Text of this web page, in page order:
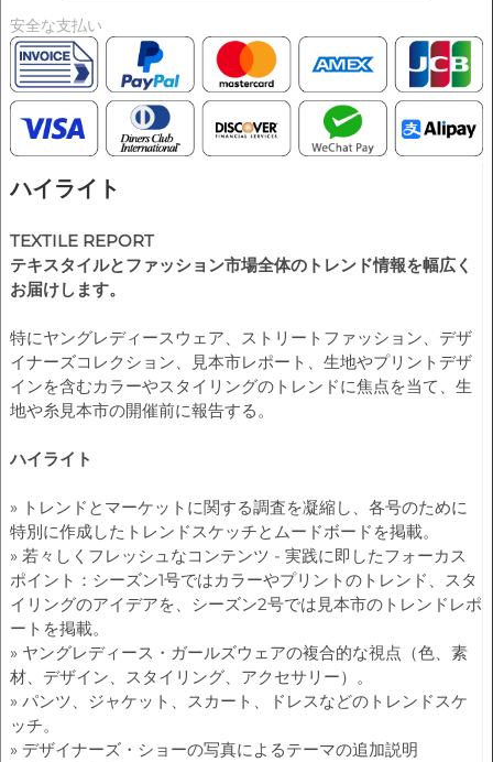
安全な支払い
ハイライト
TEXTILE REPORT
テキスタイルとファッション市場全体のトレンド情報を幅広く
お届けします。
特にヤングレディースウェア、ストリートファッション、デザ
イナーズコレクション、見本市レポート、生地やプリントデザ
インを含むカラーやスタイリングのトレンドに焦点を当て、生
地や糸見本市の開催前に報告する。
ハイライト
» トレンドとマーケットに関する調査を凝縮し、各号のために
特別に作成したトレンドスケッチとムードボードを掲載。
» 若々しくフレッシュなコンテンツ - 実践に即したフォーカス
ポイント：シーズン1号ではカラーやプリントのトレンド、スタ
イリングのアイデアを、シーズン2号では見本市のトレンドレポ
ートを掲載。
» ヤングレディース・ガールズウェアの複合的な視点（色、素
材、デザイン、スタイリング、アクセサリー）。
» パンツ、ジャケット、スカート、ドレスなどのトレンドスケ
ッチ。
» デザイナーズ・ショーの写真によるテーマの追加説明